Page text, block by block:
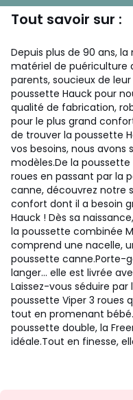
Tout savoir sur :
Depuis plus de 90 ans,
matériel de puériculture
parents, soucieux de
poussette Hauck pour
qualité de fabrication,
pour le plus grand
de trouver la poussette
vos besoins, nous
modèles.De la
roues en passant par la
canne, découvrez notre
confort dont il a besoin
Hauck ! Dès sa
la poussette combinée
comprend une nacelle,
poussette canne.Porte-
langer… elle est livrée
Laissez-vous séduire
poussette Viper 3 roues
tout en promenant
poussette double, la
idéale.Tout en finesse,